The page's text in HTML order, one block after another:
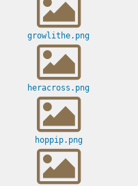
growlithe.png
heracross.png
hoppip.png